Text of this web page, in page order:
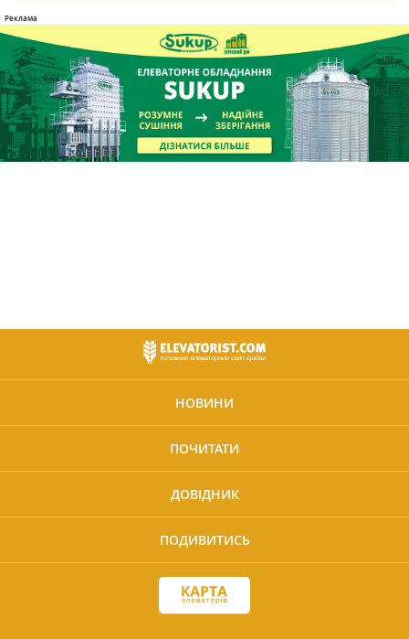
НОВИНИ
ПОЧИТАТИ
ДОВІДНИК
ПОДИВИТИСЬ